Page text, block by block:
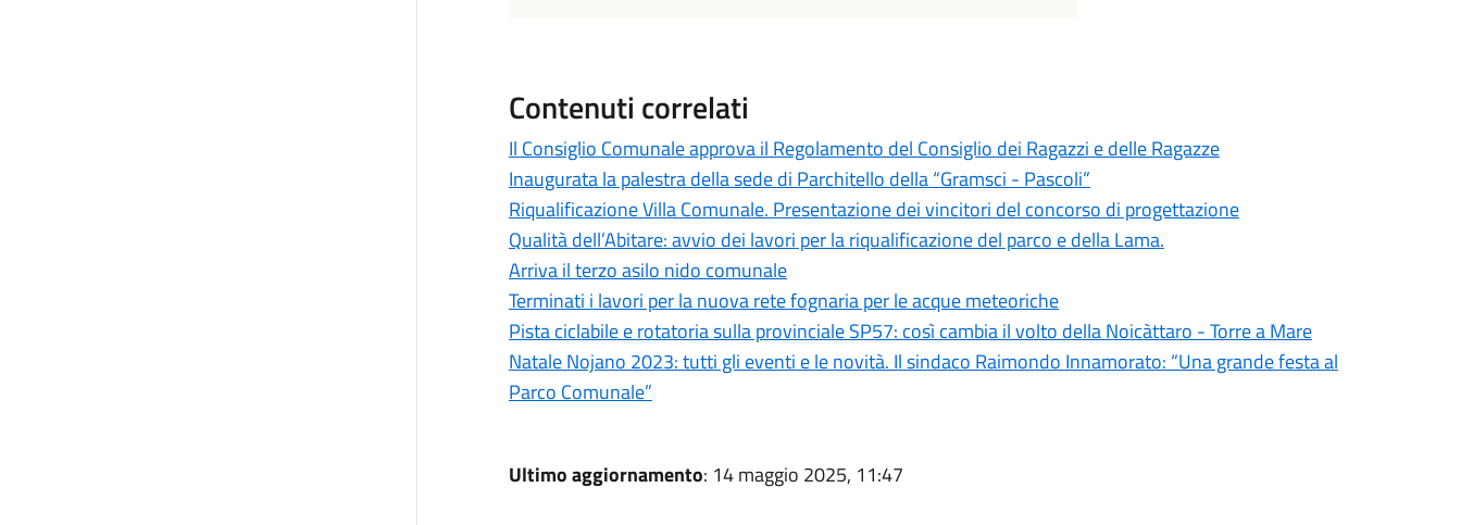
Contenuti correlati
Il Consiglio Comunale approva il Regolamento del Consiglio dei Ragazzi e delle Ragazze
Inaugurata la palestra della sede di Parchitello della “Gramsci - Pascoli”
Riqualificazione Villa Comunale. Presentazione dei vincitori del concorso di progettazione
Qualità dell’Abitare: avvio dei lavori per la riqualificazione del parco e della Lama.
Arriva il terzo asilo nido comunale
Terminati i lavori per la nuova rete fognaria per le acque meteoriche
Pista ciclabile e rotatoria sulla provinciale SP57: così cambia il volto della Noicàttaro - Torre a Mare
Natale Nojano 2023: tutti gli eventi e le novità. Il sindaco Raimondo Innamorato: “Una grande festa al
Parco Comunale”
Ultimo aggiornamento: 14 maggio 2025, 11:47